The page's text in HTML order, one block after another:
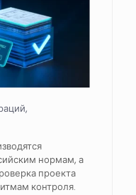
нормам, а
проекта
контроля.